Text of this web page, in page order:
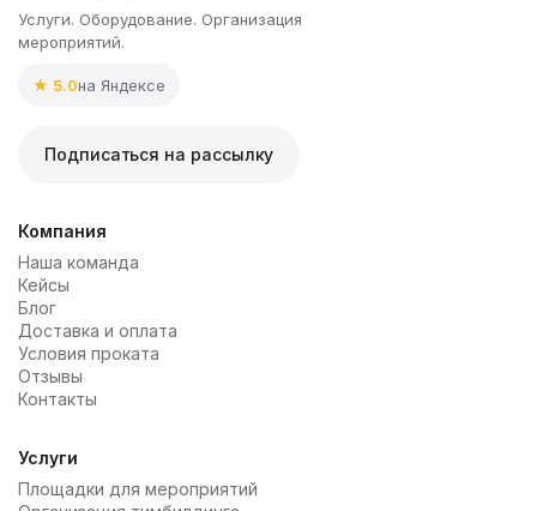
Услуги. Оборудование. Организация
мероприятий.
★ 5.0на Яндексе
Подписаться на рассылку
Компания
Наша команда
Кейсы
Блог
Доставка и оплата
Условия проката
Отзывы
Контакты
Услуги
Площадки для мероприятий